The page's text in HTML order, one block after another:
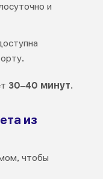
и
30–40 минут.
из
чтобы